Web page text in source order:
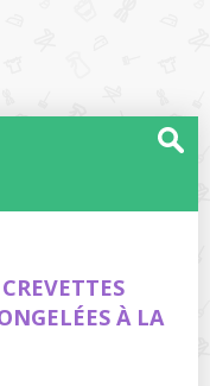
À LA